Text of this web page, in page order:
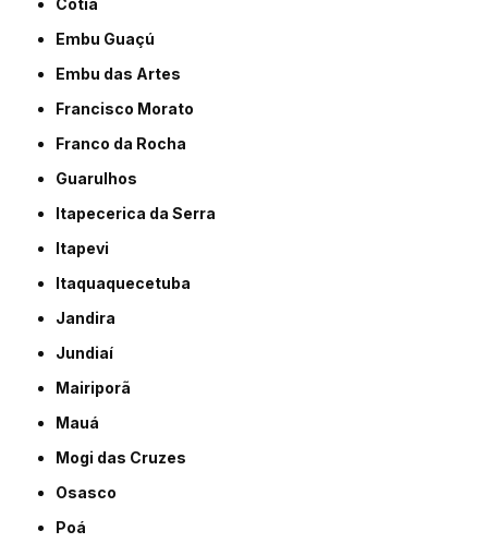
Embu Guaçú
Embu das Artes
Francisco Morato
Franco da Rocha
Guarulhos
Itapecerica da Serra
Itapevi
Itaquaquecetuba
Jandira
Jundiaí
Mairiporã
Mauá
Mogi das Cruzes
Osasco
Poá